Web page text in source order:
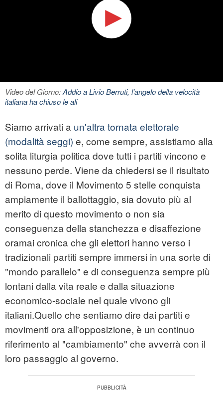
Video del Giorno:Addio a Livio Berruti, l'angelo della velocità
italiana ha chiuso le ali
Siamo arrivati a un'altra tornata elettorale
(modalità seggi) e, come sempre, assistiamo alla
solita liturgia politica dove tutti i partiti vincono e
nessuno perde. Viene da chiedersi se il risultato
di Roma, dove il Movimento 5 stelle conquista
ampiamente il ballottaggio, sia dovuto più al
merito di questo movimento o non sia
conseguenza della stanchezza e disaffezione
oramai cronica che gli elettori hanno verso i
tradizionali partiti sempre immersi in una sorte di
"mondo parallelo" e di conseguenza sempre più
lontani dalla vita reale e dalla situazione
economico-sociale nel quale vivono gli
italiani.Quello che sentiamo dire dai partiti e
movimenti ora all'opposizione, è un continuo
riferimento al "cambiamento" che avverrà con il
loro passaggio al governo.